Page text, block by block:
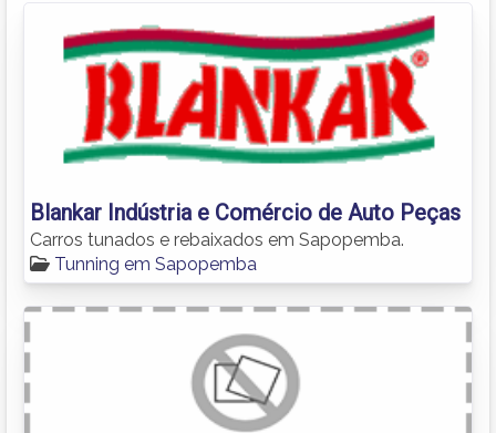
Blankar Indústria e Comércio de Auto Peças
Carros tunados e rebaixados em Sapopemba.
Tunning em Sapopemba